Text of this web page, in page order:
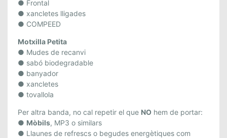
L
A
7
D
’
A
G
S
T
● Frontal
● xancletes lligades
● COMPEED
Motxilla Petita
● Mudes de recanvi
● sabó biodegradable
● banyador
● xancletes
● tovallola
Per altra banda, no cal repetir el que NO hem de portar:
● Mòbils, MP3 o similars
● Llaunes de refrescs o begudes energètiques com